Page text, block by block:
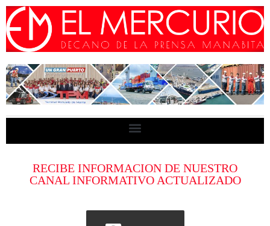
RECIBE INFORMACION DE NUESTRO
CANAL INFORMATIVO ACTUALIZADO